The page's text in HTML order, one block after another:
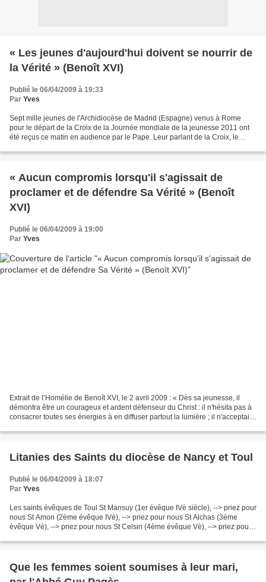
« Les jeunes d'aujourd'hui doivent se nourrir de
la Vérité » (Benoît XVI)
Publié le 06/04/2009 à 19:33
Par Yves
Sept mille jeunes de l'Archidiocèse de Madrid (Espagne) venus à Rome
pour le départ de la Croix de la Journée mondiale de la jeunesse 2011 ont
été reçus ce matin en audience par le Pape. Leur parlant de la Croix, le
« Aucun compromis lorsqu'il s'agissait de
proclamer et de défendre Sa Vérité » (Benoît
XVI)
Publié le 06/04/2009 à 19:00
Par Yves
Extrait de l’Homélie de Benoît XVI, le 2 avril 2009 : « Dès sa jeunesse, il
démontra être un courageux et ardent défenseur du Christ : il n'hésita pas à
consacrer toutes ses énergies à en diffuser partout la lumière ; il n'acceptait
Litanies des Saints du diocèse de Nancy et Toul
Publié le 06/04/2009 à 18:07
Par Yves
Les saints évêques de Toul St Mansuy (1er évêque IVè siècle), --> priez pour
nous St Amon (2ème évêque IVè), --> priez pour nous St Alchas (3ème
évêque Vè), --> priez pour nous St Celsin (4ème évêque Vè), --> priez pour
Que les femmes soient soumises à leur mari,